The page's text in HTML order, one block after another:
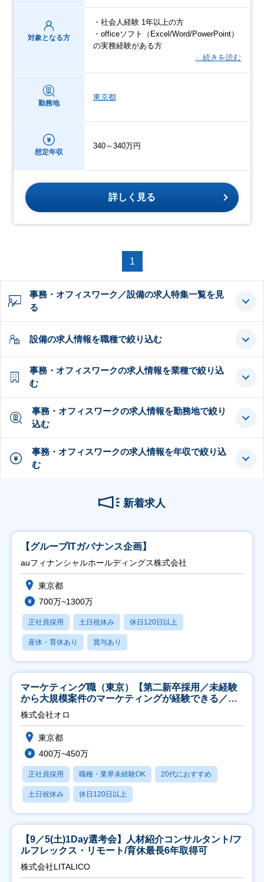
対象となる方
・社会人経験 1年以上の方
・officeソフト（Excel/Word/PowerPoint）
の実務経験がある方
…続きを読む
勤務地
東京都
想定年収
340～340万円
詳しく見る
1
事務・オフィスワーク／設備の求人特集一覧を見
る
設備の求人情報を職種で絞り込む
事務・オフィスワークの求人情報を業種で絞り込
む
事務・オフィスワークの求人情報を勤務地で絞り
込む
事務・オフィスワークの求人情報を年収で絞り込
む
新着求人
【グループITガバナンス企画】
auフィナンシャルホールディングス株式会社
東京都
700万~1300万
正社員採用 土日祝休み 休日120日以上
産休・育休あり 賞与あり
マーケティング職（東京）【第二新卒採用／未経験
から大規模案件のマーケティングが経験できる／研
修充実】
株式会社オロ
東京都
400万~450万
正社員採用 職種・業界未経験OK 20代におすすめ
土日祝休み 休日120日以上
【9／5(土)1Day選考会】人材紹介コンサルタント/フ
ルフレックス・リモート/育休最長6年取得可
株式会社LITALICO